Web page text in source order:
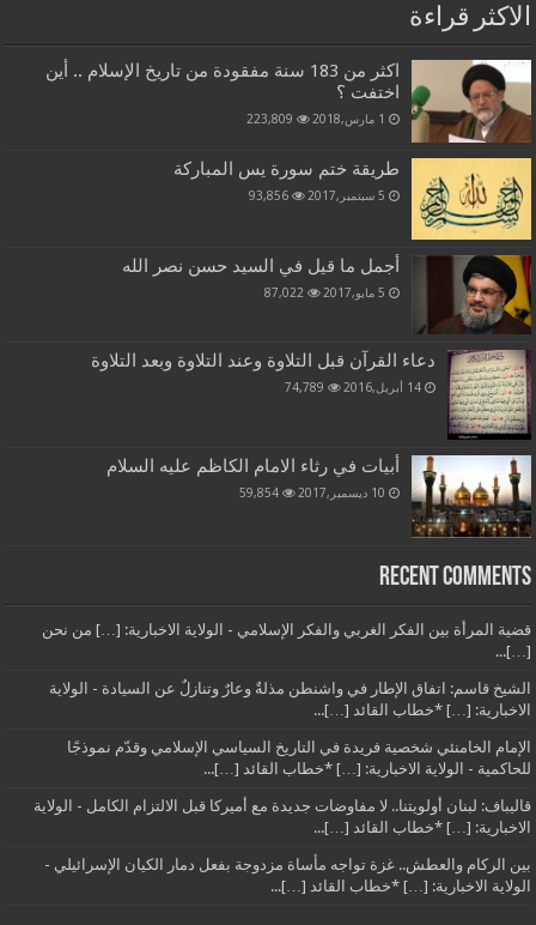
الاكثر قراءة
اكثر من 183 سنة مفقودة من تاريخ الإسلام .. أين
اختفت ؟
1 مارس,2018 223,809
طريقة ختم سورة يس المباركة
5 سبتمبر,2017 93,856
أجمل ما قيل في السيد حسن نصر الله
5 مايو,2017 87,022
دعاء القرآن قبل التلاوة وعند التلاوة وبعد التلاوة
14 أبريل,2016 74,789
أبيات في رثاء الامام الكاظم عليه السلام
10 ديسمبر,2017 59,854
Recent Comments
قضية المرأة بين الفكر الغربي والفكر الإسلامي - الولاية الاخبارية: […] من نحن
[…]...
الشيخ قاسم: اتفاق الإطار في واشنطن مذلةٌ وعارٌ وتنازلٌ عن السيادة - الولاية
الاخبارية: […] *خطاب القائد […]...
الإمام الخامنئي شخصية فريدة في التاريخ السياسي الإسلامي وقدّم نموذجًا
للحاكمية - الولاية الاخبارية: […] *خطاب القائد […]...
قاليباف: لبنان أولويتنا.. لا مفاوضات جديدة مع أميركا قبل الالتزام الكامل - الولاية
الاخبارية: […] *خطاب القائد […]...
بين الركام والعطش.. غزة تواجه مأساة مزدوجة بفعل دمار الكيان الإسرائيلي -
الولاية الاخبارية: […] *خطاب القائد […]...